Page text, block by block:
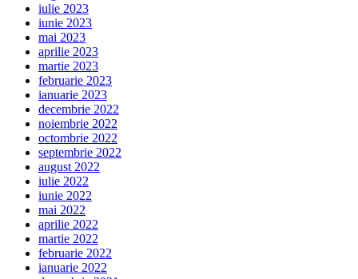
iulie 2023
iunie 2023
mai 2023
aprilie 2023
martie 2023
februarie 2023
ianuarie 2023
decembrie 2022
noiembrie 2022
octombrie 2022
septembrie 2022
august 2022
iulie 2022
iunie 2022
mai 2022
aprilie 2022
martie 2022
februarie 2022
ianuarie 2022